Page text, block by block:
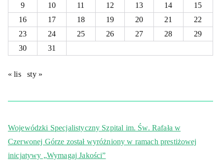
9
10 11 12 13 14
15
16
17 18 19 20 21
22
23
24 25 26 27 28
29
30
31
« lis sty »
Wojewódzki Specjalistyczny Szpital im. Św. Rafała w
Czerwonej Górze został wyróżniony w ramach prestiżowej
inicjatywy „Wymagaj Jakości”